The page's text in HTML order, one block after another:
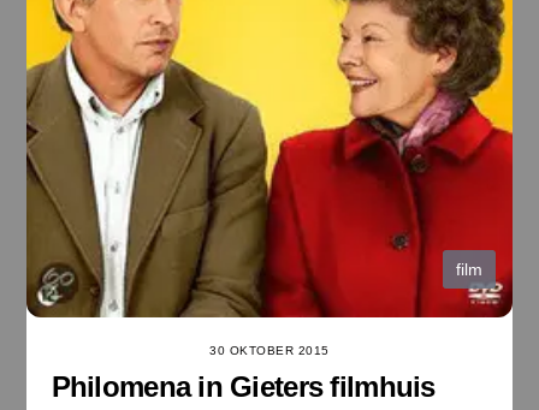
film
30 OKTOBER 2015
Philomena in Gieters filmhuis